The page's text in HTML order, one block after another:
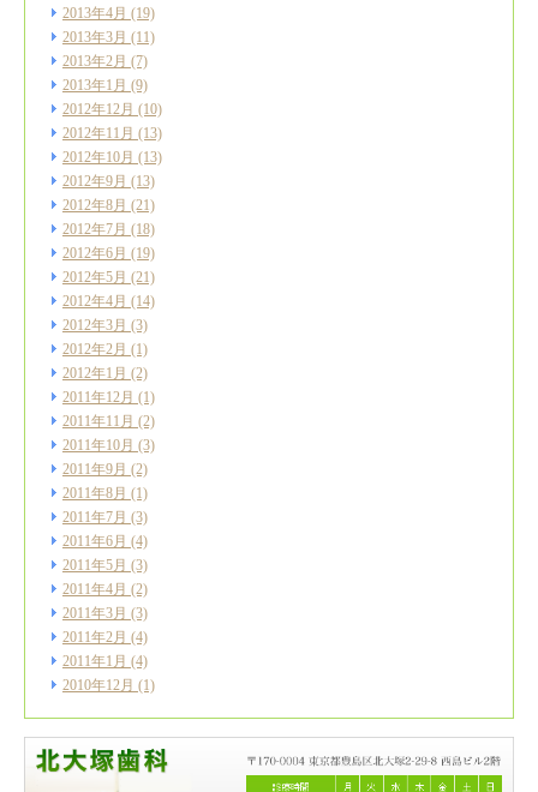
2013年4月 (19)
2013年3月 (11)
2013年2月 (7)
2013年1月 (9)
2012年12月 (10)
2012年11月 (13)
2012年10月 (13)
2012年9月 (13)
2012年8月 (21)
2012年7月 (18)
2012年6月 (19)
2012年5月 (21)
2012年4月 (14)
2012年3月 (3)
2012年2月 (1)
2012年1月 (2)
2011年12月 (1)
2011年11月 (2)
2011年10月 (3)
2011年9月 (2)
2011年8月 (1)
2011年7月 (3)
2011年6月 (4)
2011年5月 (3)
2011年4月 (2)
2011年3月 (3)
2011年2月 (4)
2011年1月 (4)
2010年12月 (1)